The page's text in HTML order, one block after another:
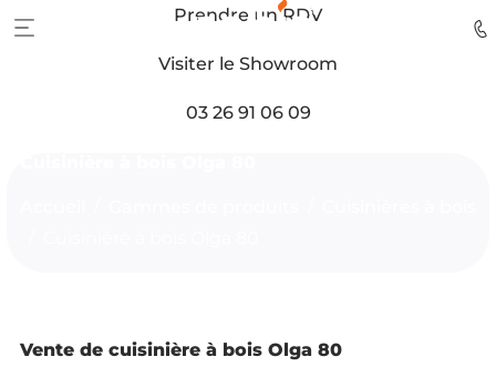
Prendre un RDV
Visiter le Showroom
03 26 91 06 09
Vente de cuisinière à bois Olga 80